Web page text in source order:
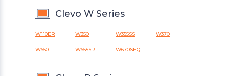
Clevo W Series
W110ER W350 W355SS W370
W650 W655SR W670SHQ